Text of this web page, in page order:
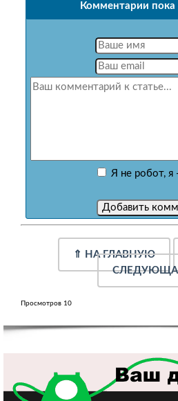
Комментарии пока
Я не робот, я
⇑ НА ГЛАВНУЮ
Просмотров 10